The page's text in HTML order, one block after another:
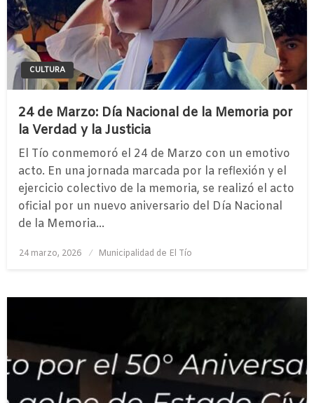
CULTURA
24 de Marzo: Día Nacional de la Memoria por
la Verdad y la Justicia
El Tío conmemoró el 24 de Marzo con un emotivo
acto. ​En una jornada marcada por la reflexión y el
ejercicio colectivo de la memoria, se realizó el acto
oficial por un nuevo aniversario del Día Nacional
de la Memoria…
Publicado
24 marzo, 2026 Municipalidad de El Tío